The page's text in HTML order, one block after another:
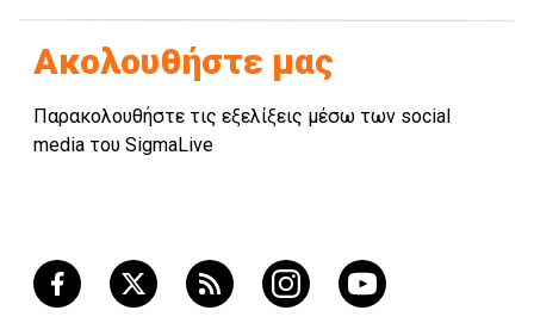
Ακολουθήστε μας
Παρακολουθήστε τις εξελίξεις μέσω των social
media του SigmaLive